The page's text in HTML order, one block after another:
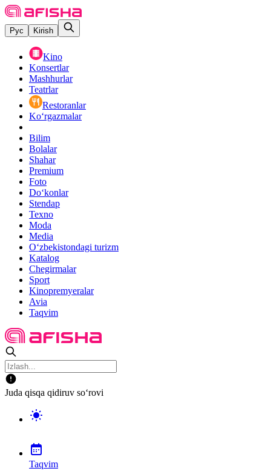
Рус Kirish
Kino
Konsertlar
Mashhurlar
Teatrlar
Restoranlar
Ko‘rgazmalar
Bilim
Bolalar
Shahar
Premium
Foto
Do‘konlar
Stendap
Texno
Moda
Media
O‘zbekistondagi turizm
Katalog
Chegirmalar
Sport
Kinopremyeralar
Avia
Taqvim
Juda qisqa qidiruv so‘rovi
Taqvim